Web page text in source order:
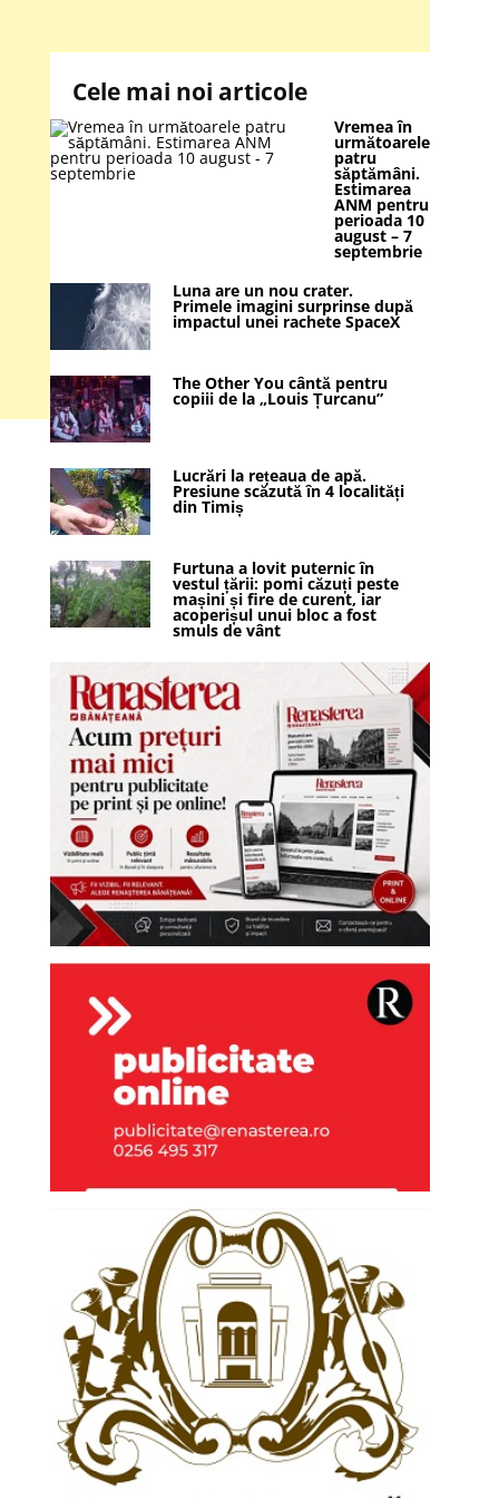
Cele mai noi articole
Vremea în
următoarele
patru
săptămâni.
Estimarea
ANM pentru
perioada 10
august – 7
septembrie
Luna are un nou crater.
Primele imagini surprinse după
impactul unei rachete SpaceX
The Other You cântă pentru
copiii de la „Louis Țurcanu”
Lucrări la rețeaua de apă.
Presiune scăzută în 4 localități
din Timiș
Furtuna a lovit puternic în
vestul țării: pomi căzuți peste
mașini și fire de curent, iar
acoperișul unui bloc a fost
smuls de vânt